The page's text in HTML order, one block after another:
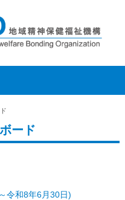
ード
令和8年6月30日)